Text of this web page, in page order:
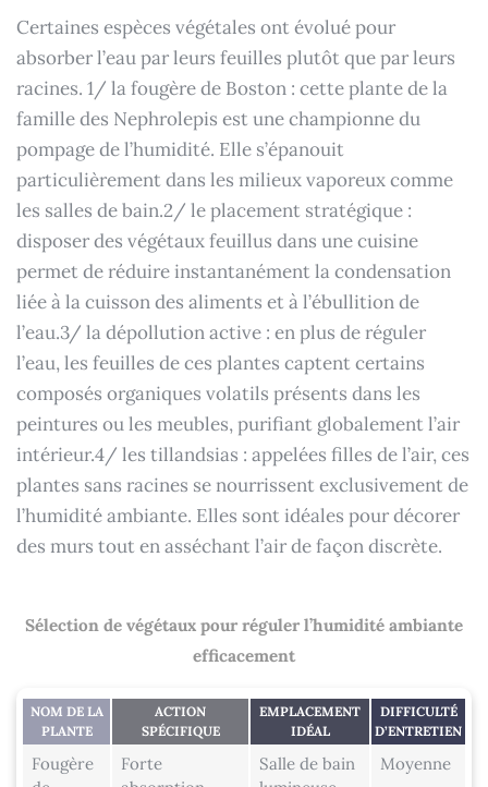
Certaines espèces végétales ont évolué pour
absorber l’eau par leurs feuilles plutôt que par leurs
racines. 1/ la fougère de Boston : cette plante de la
famille des Nephrolepis est une championne du
pompage de l’humidité. Elle s’épanouit
particulièrement dans les milieux vaporeux comme
les salles de bain.2/ le placement stratégique :
disposer des végétaux feuillus dans une cuisine
permet de réduire instantanément la condensation
liée à la cuisson des aliments et à l’ébullition de
l’eau.3/ la dépollution active : en plus de réguler
l’eau, les feuilles de ces plantes captent certains
composés organiques volatils présents dans les
peintures ou les meubles, purifiant globalement l’air
intérieur.4/ les tillandsias : appelées filles de l’air, ces
plantes sans racines se nourrissent exclusivement de
l’humidité ambiante. Elles sont idéales pour décorer
des murs tout en asséchant l’air de façon discrète.
Sélection de végétaux pour réguler l’humidité ambiante
efficacement
NOM DE LA
PLANTE
ACTION
SPÉCIFIQUE
EMPLACEMENT
IDÉAL
DIFFICULTÉ
D’ENTRETIEN
Fougère
Forte
Salle de bain
Moyenne